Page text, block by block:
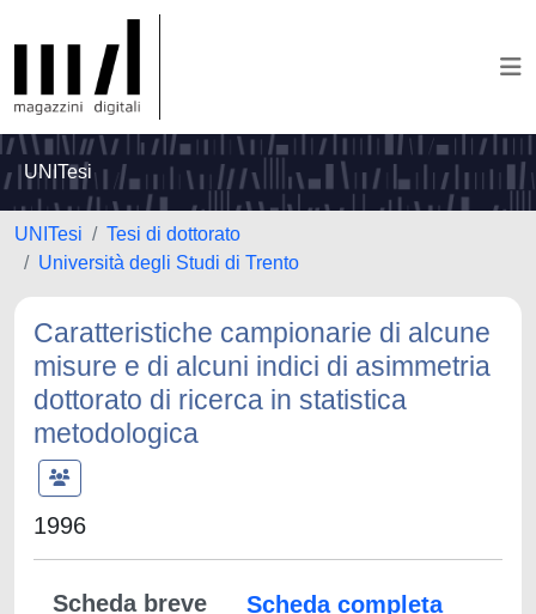
UNITesi
UNITesi
Tesi di dottorato
Università degli Studi di Trento
Caratteristiche campionarie di alcune
misure e di alcuni indici di asimmetria
dottorato di ricerca in statistica
metodologica
1996
Scheda breve
Scheda completa